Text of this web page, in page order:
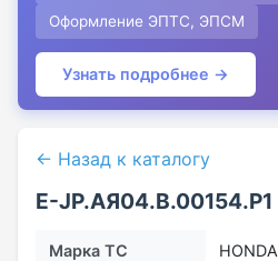
Оформление ЭПТС, ЭПСМ
Узнать подробнее →
← Назад к каталогу
Е-JP.АЯ04.В.00154.Р1
Марка ТС HONDA